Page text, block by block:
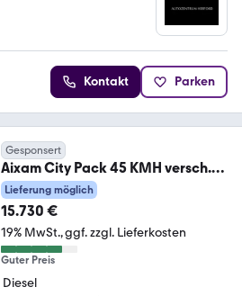
Kontakt Parken
Gesponsert
Aixam City Pack 45 KMH versch.
zur Auswahl SOFORT!!!
Lieferung möglich
15.730 €
19% MwSt. ggf. zzgl. Lieferkosten
Guter Preis
Diesel